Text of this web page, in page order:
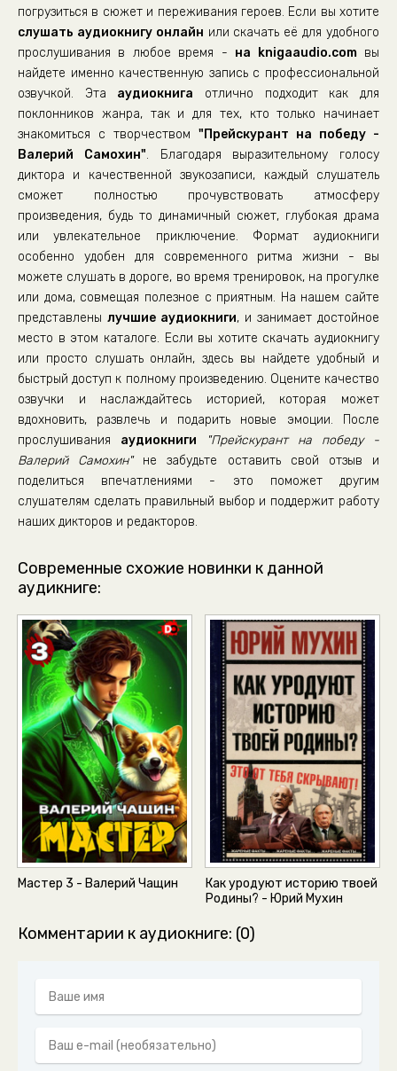
погрузиться в сюжет и переживания героев. Если вы хотите
слушать аудиокнигу онлайн или скачать её для удобного
прослушивания в любое время - на knigaaudio.comвы
найдете именно качественную запись с профессиональной
озвучкой. Эта аудиокнига отлично подходит как для
поклонников жанра, так и для тех, кто только начинает
знакомиться с творчеством "Прейскурант на победу -
Валерий Самохин". Благодаря выразительному голосу
диктора и качественной звукозаписи, каждый слушатель
сможет полностью прочувствовать атмосферу
произведения, будь то динамичный сюжет, глубокая драма
или увлекательное приключение. Формат аудиокниги
особенно удобен для современного ритма жизни - вы
можете слушать в дороге, во время тренировок, на прогулке
или дома, совмещая полезное с приятным. На нашем сайте
представлены лучшие аудиокниги, и занимает достойное
место в этом каталоге. Если вы хотите скачать аудиокнигу
или просто слушать онлайн, здесь вы найдете удобный и
быстрый доступ к полному произведению. Оцените качество
озвучки и наслаждайтесь историей, которая может
вдохновить, развлечь и подарить новые эмоции. После
прослушивания аудиокниги
"Прейскурант на победу -
Валерий Самохин"не забудьте оставить свой отзыв и
поделиться впечатлениями - это поможет другим
слушателям сделать правильный выбор и поддержит работу
наших дикторов и редакторов.
Современные схожие новинки к данной
аудикниге:
Мастер 3 - Валерий Чащин
Как уродуют историю твоей
Родины? - Юрий Мухин
Комментарии к аудиокниге: (0)